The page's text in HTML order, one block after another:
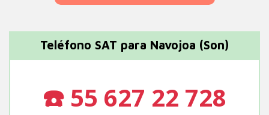
Teléfono SAT para Navojoa (Son)
☎️ 55 627 22 728